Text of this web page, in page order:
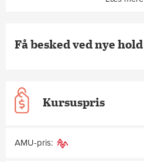
Få besked ved nye hold
Kursuspris
AMU-pris: